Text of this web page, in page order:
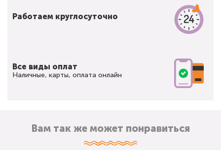
Работаем круглосуточно
Все виды оплат
Наличные, карты, оплата онлайн
Вам так же может понравиться